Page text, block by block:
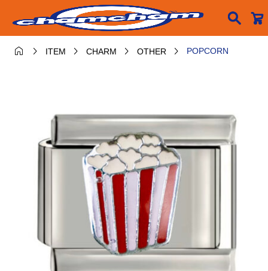

  ITEM  CHARM  OTHER  POPCORN